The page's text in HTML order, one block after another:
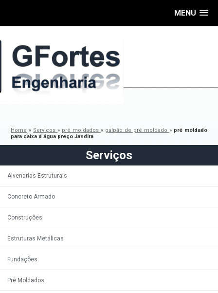
MENU
Home » Serviços» pré moldados» galpão de pré moldado » pré moldado
para caixa d água preço Jandira
Serviços
Alvenarias Estruturais
Concreto Armado
Construções
Estruturas Metálicas
Fundações
Pré Moldados